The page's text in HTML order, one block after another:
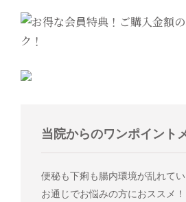
当院からのワンポイント
便秘も下痢も腸内環境が乱れてい
お通じでお悩みの方におススメ！